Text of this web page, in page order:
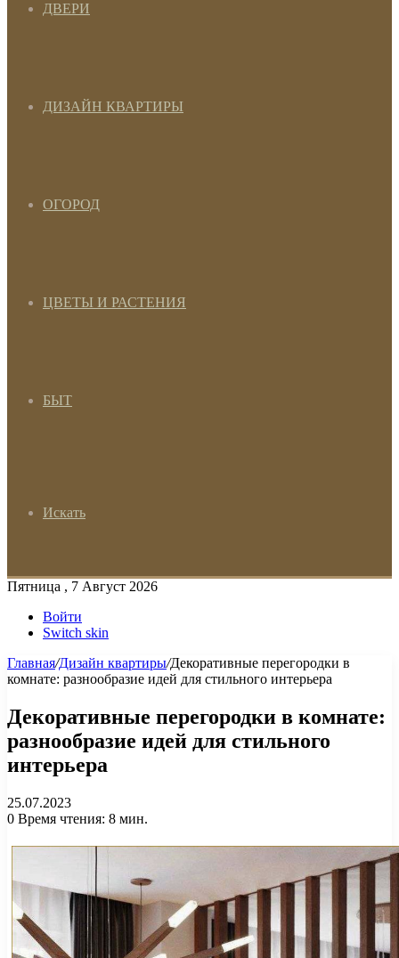
ДВЕРИ
ДИЗАЙН КВАРТИРЫ
ОГОРОД
ЦВЕТЫ И РАСТЕНИЯ
БЫТ
Искать
Пятница , 7 Август 2026
Войти
Switch skin
Главная/Дизайн квартиры/Декоративные перегородки в
комнате: разнообразие идей для стильного интерьера
Декоративные перегородки в комнате:
разнообразие идей для стильного
интерьера
25.07.2023
0 Время чтения: 8 мин.